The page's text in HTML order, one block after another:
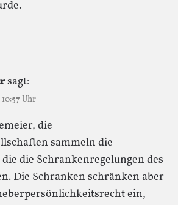
sagt:
Uhr
die
sammeln die
die Schrankenregelungen des
Die Schranken schränken aber
ein,